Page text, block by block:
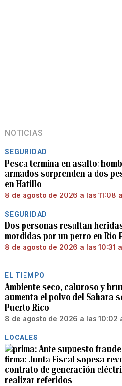
NOTICIAS
SEGURIDAD
Pesca termina en asalto:
armados sorprenden a dos
en Hatillo
8 de agosto de 2026 a las 11:08
SEGURIDAD
Dos personas resultan
mordidas por un perro en Río
8 de agosto de 2026 a las 10:31
EL TIEMPO
Ambiente seco, caluroso y
aumenta el polvo del Sahara
Puerto Rico
8 de agosto de 2026 a las 10:02
LOCALES
Ante supuesto
firma: Junta Fiscal sopesa
contrato de generación
realizar referidos